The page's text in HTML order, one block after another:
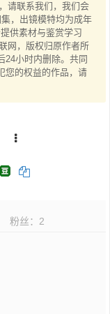
请联系我们，我们会
，出镜模特均为成年
供素材与鉴赏学习
网，版权归原作者所
24小时内删除。共同
您的权益的作品，请
粉丝： 2